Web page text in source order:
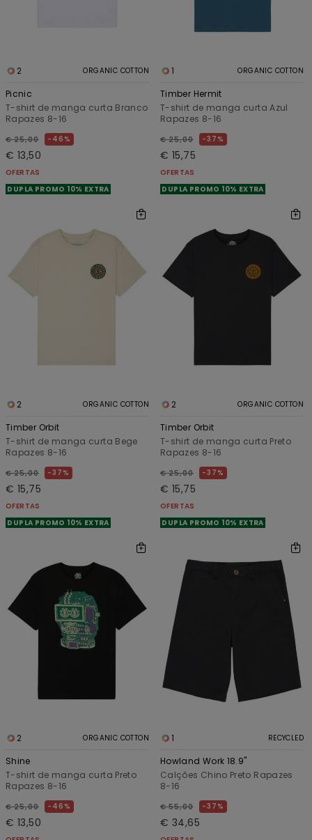
2 ORGANIC COTTON
Picnic
T-shirt de manga curta Branco
Rapazes 8-16
€ 25,00 46%
€ 13,50
OFERTAS
DUPLA PROMO 10% EXTRA
1 ORGANIC COTTON
Timber Hermit
T-shirt de manga curta Azul
Rapazes 8-16
€ 25,00 37%
€ 15,75
OFERTAS
DUPLA PROMO 10% EXTRA
2 ORGANIC COTTON
Timber Orbit
T-shirt de manga curta Bege
Rapazes 8-16
€ 25,00 37%
€ 15,75
OFERTAS
DUPLA PROMO 10% EXTRA
2 ORGANIC COTTON
Timber Orbit
T-shirt de manga curta Preto
Rapazes 8-16
€ 25,00 37%
€ 15,75
OFERTAS
DUPLA PROMO 10% EXTRA
2 ORGANIC COTTON
Shine
T-shirt de manga curta Preto
Rapazes 8-16
€ 25,00 46%
€ 13,50
1 RECYCLED
Howland Work 18.9"
Calções Chino Preto Rapazes
8-16
€ 55,00 37%
€ 34,65